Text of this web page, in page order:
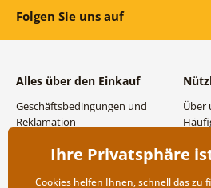
Folgen Sie uns auf
Alles über den Einkauf
Geschäftsbedingungen und
Reklamation
Versand- und
Über
Ihre Privatsphäre
Cookies helfen Ihnen, schnell das zu